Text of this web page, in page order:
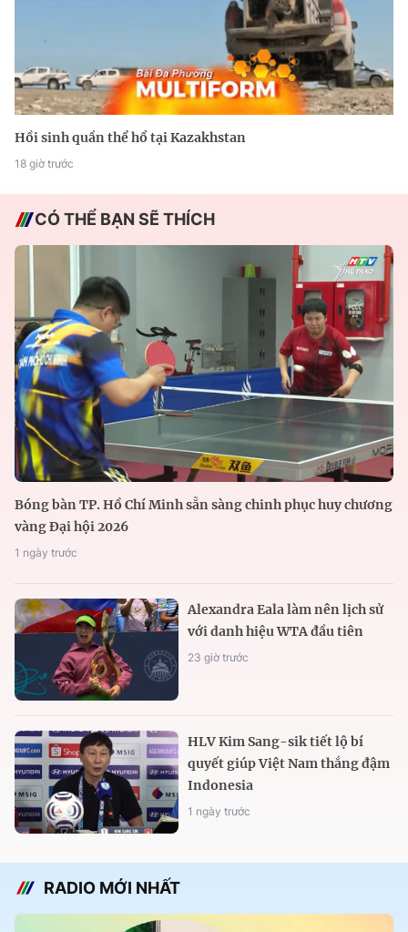
Hồi sinh quần thể hổ tại Kazakhstan
18 giờ trước
CÓ THỂ BẠN SẼ THÍCH
Bóng bàn TP. Hồ Chí Minh sẵn sàng chinh phục huy chương
vàng Đại hội 2026
1 ngày trước
Alexandra Eala làm nên lịch sử
với danh hiệu WTA đầu tiên
23 giờ trước
HLV Kim Sang-sik tiết lộ bí
quyết giúp Việt Nam thắng đậm
Indonesia
1 ngày trước
RADIO MỚI NHẤT